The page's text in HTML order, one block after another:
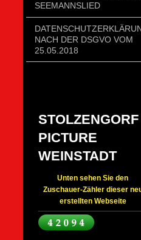
SEEMANNSLIED
NACH DER DSGVO VOM
25.05.2018
STOLZENGORF
PICTURE
WEINSTADT
Unten sehen Sie den
Zuschauer-Zähler dieser
erstellten Webseite